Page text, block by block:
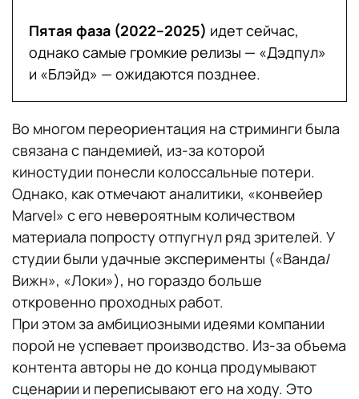
Пятая фаза (2022–2025) идет сейчас,
однако самые громкие релизы — «Дэдпул»
и «Блэйд» — ожидаются позднее.
Во многом переориентация на стриминги была
связана с пандемией, из-за которой
киностудии понесли колоссальные потери.
Однако, как отмечают аналитики, «конвейер
Marvel» с его невероятным количеством
материала попросту отпугнул ряд зрителей. У
студии были удачные эксперименты («Ванда/
Вижн», «Локи»), но гораздо больше
откровенно проходных работ.
При этом за амбициозными идеями компании
порой не успевает производство. Из-за объема
контента авторы не до конца продумывают
сценарии и переписывают его на ходу. Это